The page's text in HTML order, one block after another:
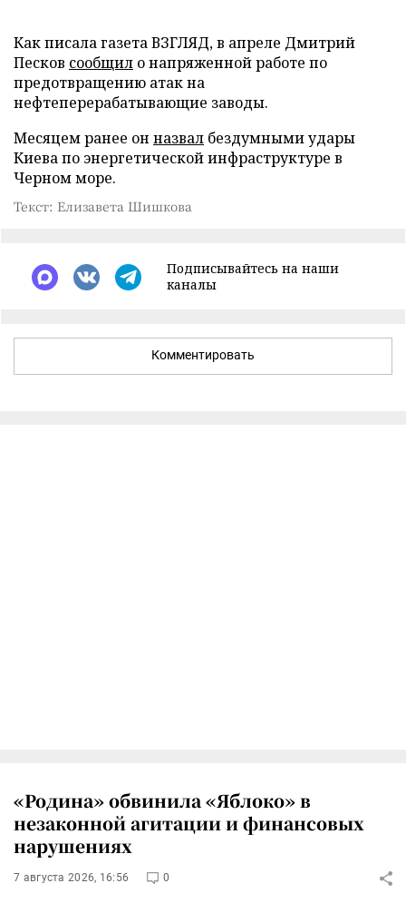
Как писала газета ВЗГЛЯД, в апреле Дмитрий
Песков сообщил о напряженной работе по
предотвращению атак на
нефтеперерабатывающие заводы.
Месяцем ранее он назвал бездумными удары
Киева по энергетической инфраструктуре в
Черном море.
Текст: Елизавета Шишкова
Подписывайтесь на наши
каналы
Комментировать
«Родина» обвинила «Яблоко» в
незаконной агитации и финансовых
нарушениях
7 августа 2026, 16:56 0